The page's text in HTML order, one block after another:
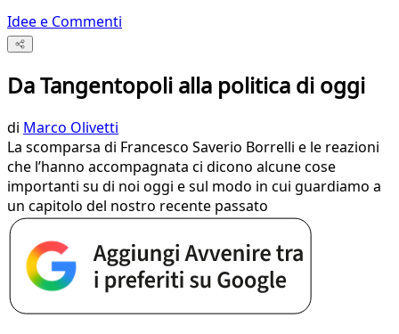
Idee e Commenti
Da Tangentopoli alla politica di oggi
di Marco Olivetti
La scomparsa di Francesco Saverio Borrelli e le reazioni
che l’hanno accompagnata ci dicono alcune cose
importanti su di noi oggi e sul modo in cui guardiamo a
un capitolo del nostro recente passato